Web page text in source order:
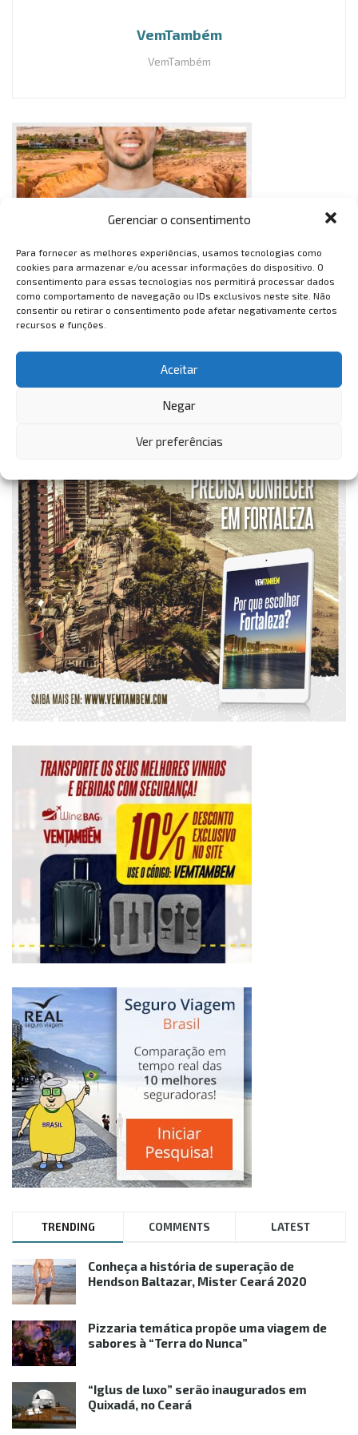
Gerenciar o consentimento
Para fornecer as melhores experiências, usamos tecnologias como
cookies para armazenar e/ou acessar informações do dispositivo. O
consentimento para essas tecnologias nos permitirá processar dados
como comportamento de navegação ou IDs exclusivos neste site. Não
consentir ou retirar o consentimento pode afetar negativamente certos
recursos e funções.
Aceitar
Negar
Ver preferências
VemTambém
VemTambém
TRENDING COMMENTS LATEST
Conheça a história de superação de
Hendson Baltazar, Mister Ceará 2020
Pizzaria temática propõe uma viagem de
sabores à “Terra do Nunca”
“Iglus de luxo” serão inaugurados em
Quixadá, no Ceará